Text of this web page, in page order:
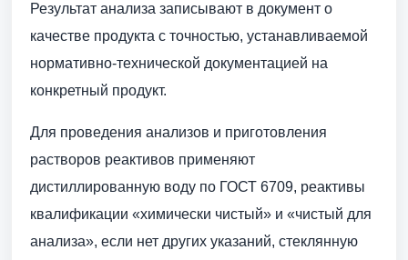
Результат анализа записывают в документ о
качестве продукта с точностью, устанавливаемой
нормативно-технической документацией на
конкретный продукт.
Для проведения анализов и приготовления
растворов реактивов применяют
дистиллированную воду по ГОСТ 6709, реактивы
квалификации «химически чистый» и «чистый для
анализа», если нет других указаний, стеклянную